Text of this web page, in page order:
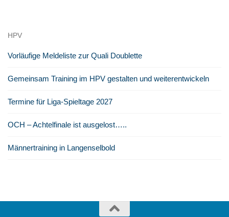
HPV
Vorläufige Meldeliste zur Quali Doublette
Gemeinsam Training im HPV gestalten und weiterentwickeln
Termine für Liga-Spieltage 2027
OCH – Achtelfinale ist ausgelost…..
Männertraining in Langenselbold